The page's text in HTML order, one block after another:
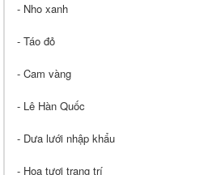
- Nho xanh
- Táo đỏ
- Cam vàng
- Lê Hàn Quốc
- Dưa lưới nhập khẩu
- Hoa tươi trang trí